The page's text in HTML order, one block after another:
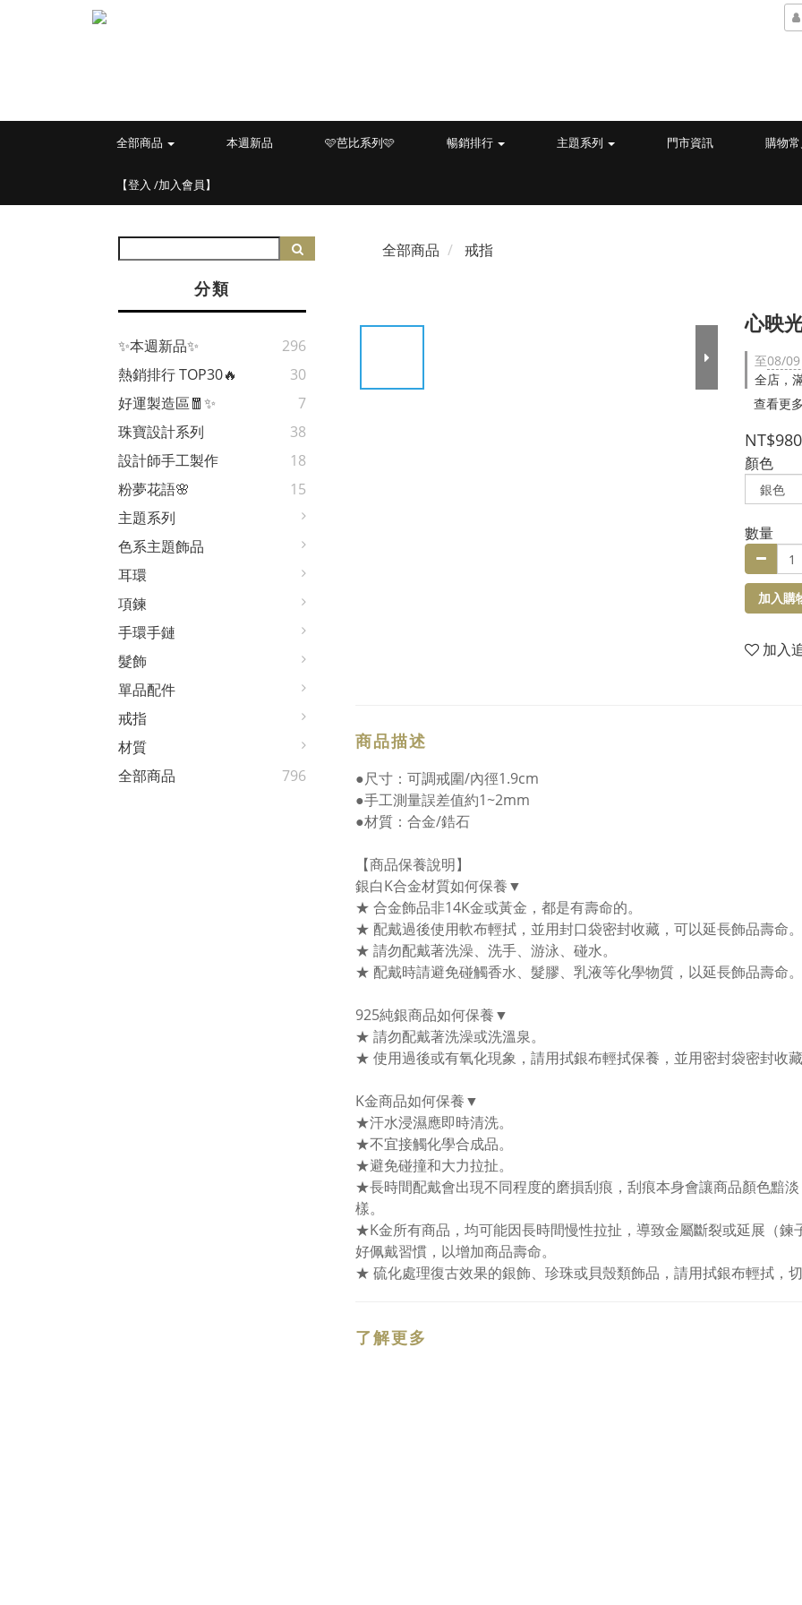
全部商品 本週新品 🩷芭比系列🩷 暢銷排行 主題系列 門市資訊 購物
【登入 /加入會員】
分類
✨本週新品✨
296
熱銷排行 TOP30🔥
30
好運製造區🧧✨
7
珠寶設計系列
38
設計師手工製作
18
粉夢花語🌸
15
主題系列
色系主題飾品
耳環
項鍊
手環手鏈
髮飾
單品配件
戒指
材質
全部商品
796
全部商品 戒指
心映
至08/
全店，
查看更多
NT$980
顏色
數量
加入購
加入
商品描述
●尺寸：可調戒圍/內徑1.9cm
●手工測量誤差值約1~2mm
●材質：合金/鋯石
【商品保養說明】
銀白K合金材質如何保養▼
★ 合金飾品非14K金或黃金，都是有壽命的。
★ 配戴過後使用軟布輕拭，並用封口袋密封收藏，可以延長飾品壽命
★ 請勿配戴著洗澡、洗手、游泳、碰水。
★ 配戴時請避免碰觸香水、髮膠、乳液等化學物質，以延長飾品壽命。
925純銀商品如何保養▼
★ 請勿配戴著洗澡或洗溫泉。
★ 使用過後或有氧化現象，請用拭銀布輕拭保養，並用密封袋密封收藏
K金商品如何保養▼
★汗水浸濕應即時清洗。
★不宜接觸化學合成品。
★避免碰撞和大力拉扯。
★長時間配戴會出現不同程度的磨損刮痕，刮痕本身會讓商品顏色黯
樣。
★K金所有商品，均可能因長時間慢性拉扯，導致金屬斷裂或延展（鍊
好佩戴習慣，以增加商品壽命。
★ 硫化處理復古效果的銀飾、珍珠或貝殼類飾品，請用拭銀布輕拭，切
了解更多